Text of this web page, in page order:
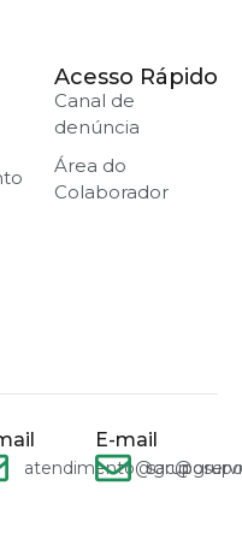
Acesso Rápido
Canal de
denúncia
Área do
Colaborador
E-mail